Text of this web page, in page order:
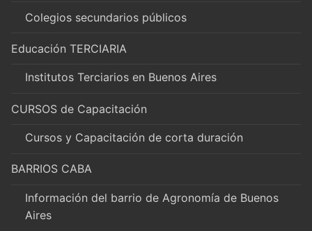
Colegios secundarios públicos
Educación TERCIARIA
Institutos Terciarios en Buenos Aires
CURSOS de Capacitación
Cursos y Capacitación de corta duración
BARRIOS CABA
Información del barrio de Agronomía de Buenos
Aires